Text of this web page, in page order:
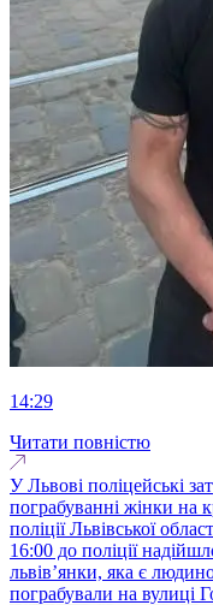
14:29
Читати повністю
У Львові поліцейські
пограбуванні жінки на
поліції Львівської
16:00 до поліції
львів’янки, яка є
пограбували на вулиці